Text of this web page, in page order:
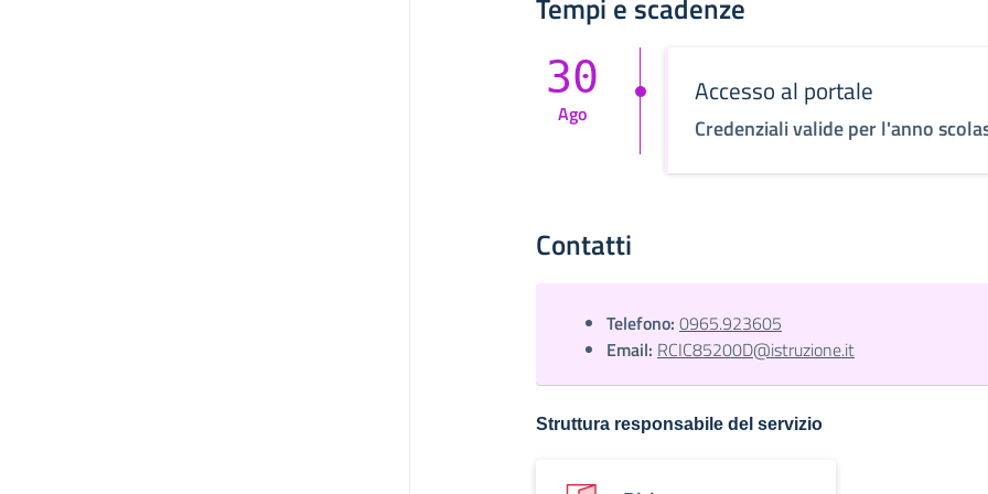
Tempi e scadenze
Accesso al portale
Credenziali valide per l'anno
30
Ago
Contatti
Telefono: 0965.923605
Email: RCIC85200D@istruzione.it
Struttura responsabile del servizio